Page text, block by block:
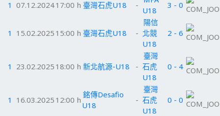
1 07.12.202417:00 h 臺灣石虎U18 -
U18
3 - 0
1 15.02.2025 15:00 h 臺灣石虎U18 -
陽信
北競
U18
2 - 6
1 23.02.2025 18:00 h 新北航源-U18 -
臺灣
石虎
U18
0 - 4
1 16.03.2025 12:00 h
銘傳Desafio
U18
-
臺灣
石虎
U18
0 - 0